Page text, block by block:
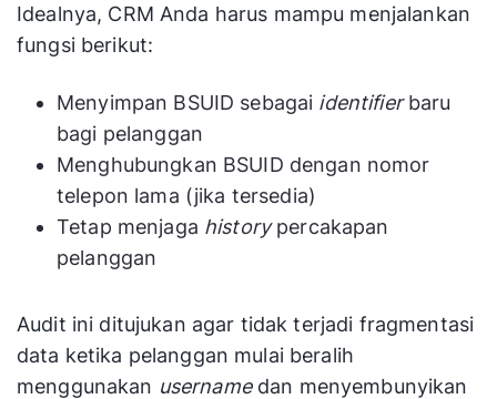
Idealnya, CRM Anda harus mampu menjalankan
fungsi berikut:
Menyimpan BSUID sebagai identifierbaru
bagi pelanggan
Menghubungkan BSUID dengan nomor
telepon lama (jika tersedia)
Tetap menjaga historypercakapan
pelanggan
Audit ini ditujukan agar tidak terjadi fragmentasi
data ketika pelanggan mulai beralih
menggunakan usernamedan menyembunyikan